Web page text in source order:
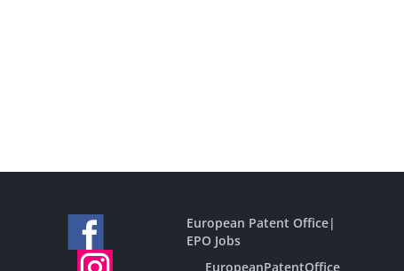
European Patent Office|
EPO Jobs
EuropeanPatentOffice